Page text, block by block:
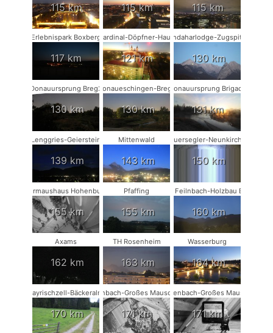
115 km 115 km 115 km
Erlebnispark Boxberg
117 km
Kardinal-Döpfner-Haus
121 km
Kandaharlodge-Zugspitze
130 km
Donauursprung Breg2
130 km
Donaueschingen-Breg2
130 km
Donauursprung Brigach
131 km
Lenggries-Geierstein
139 km
Mittenwald
143 km
Mauersegler-Neunkirchen
150 km
Fledermaushaus Hohenburg #2
155 km
Pfaffing
155 km
Bad Feilnbach-Holzbau Eder
160 km
Axams
162 km
TH Rosenheim
163 km
Wasserburg
164 km
Bayrischzell-Bäckeralm
170 km
Rodenbach-Großes Mausohr #2
171 km
Rodenbach-Großes Mausohr
171 km